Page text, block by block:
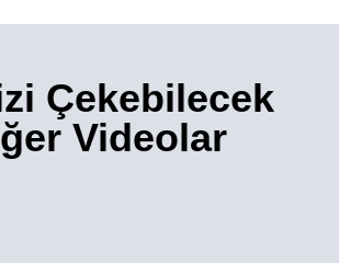
Çekebilecek
Videolar